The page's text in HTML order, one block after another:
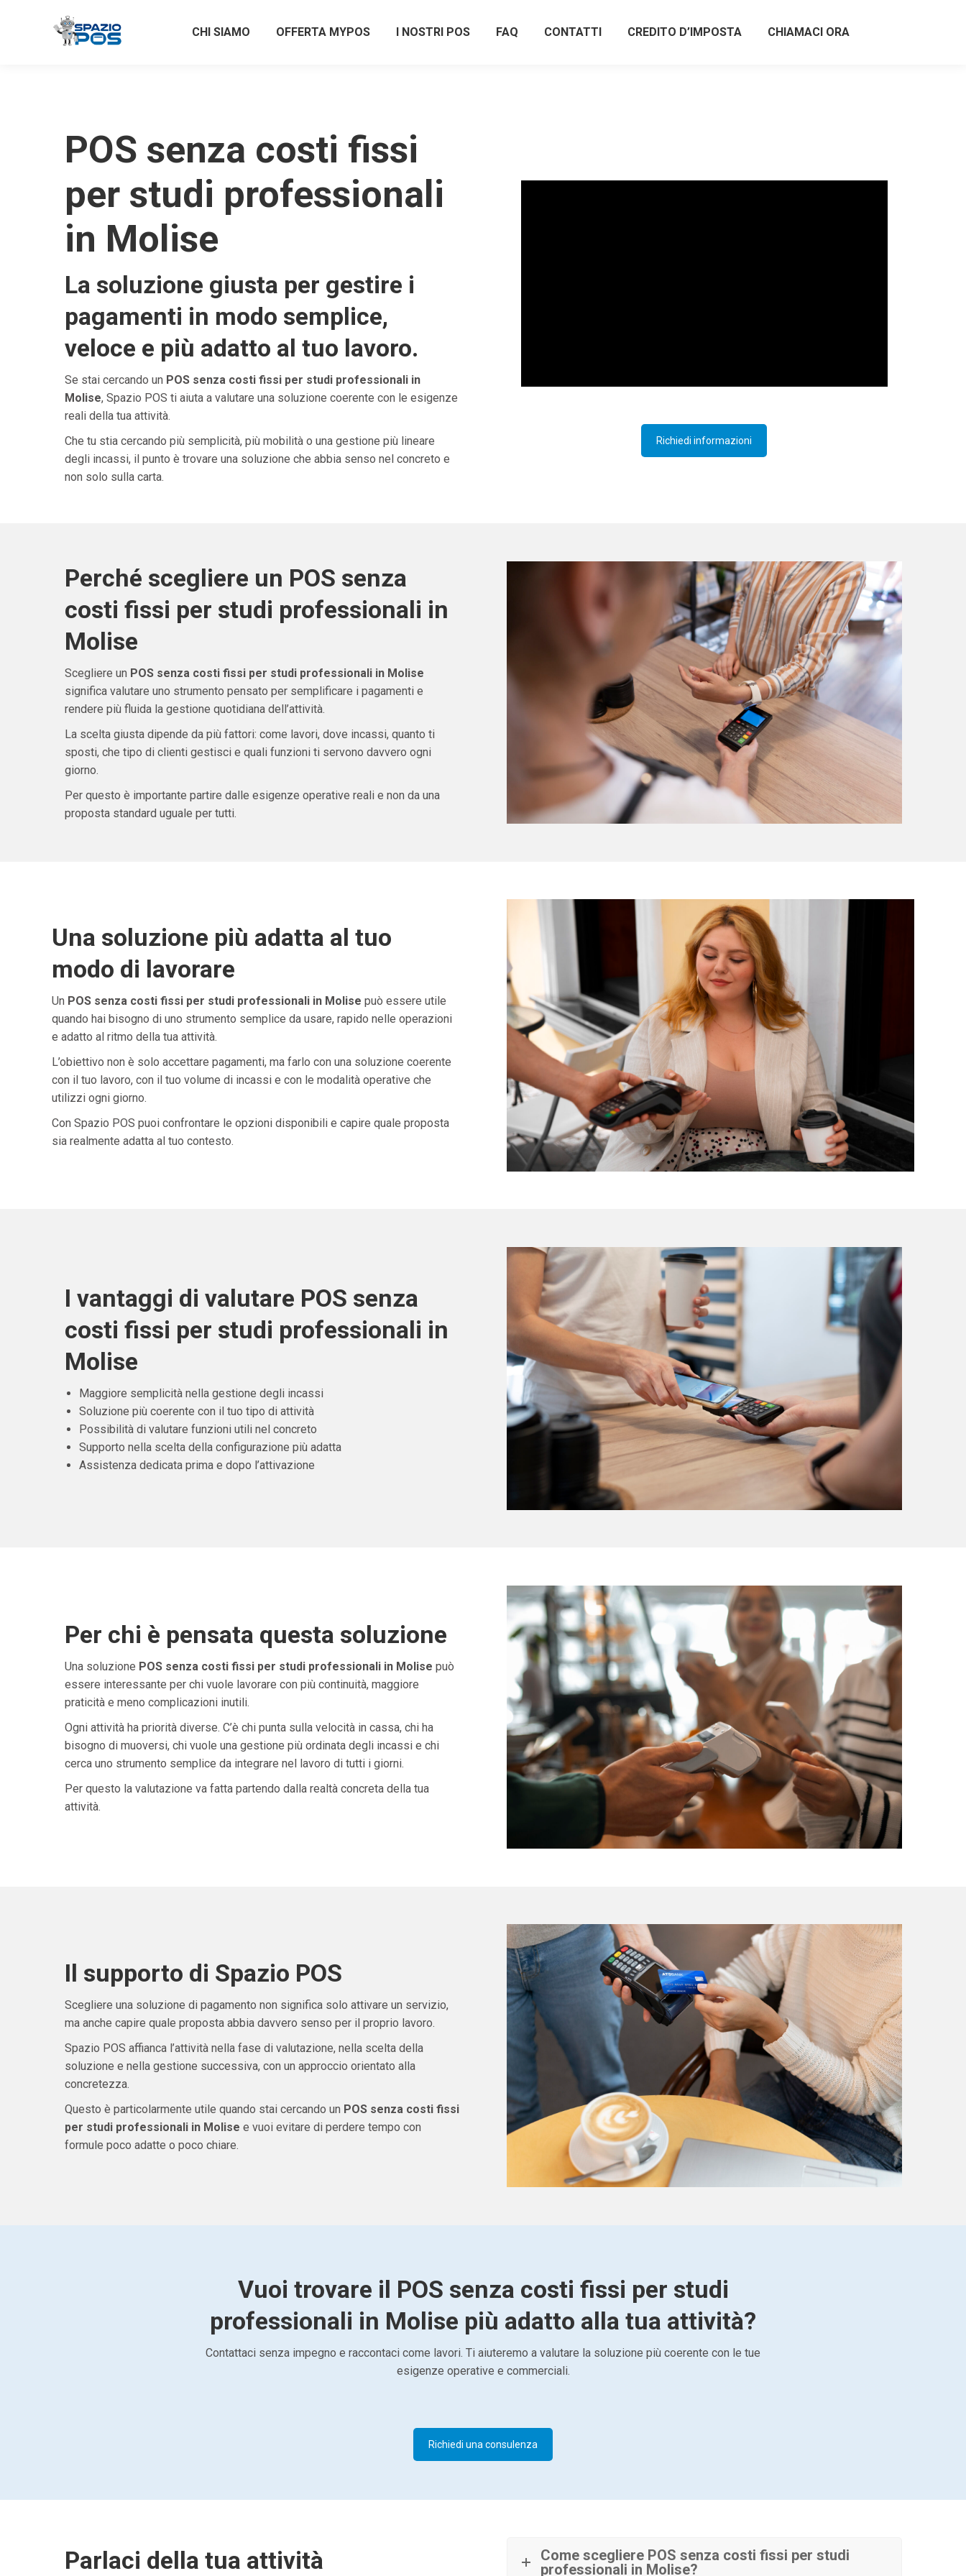
CHI SIAMO OFFERTA MYPOS I NOSTRI POS FAQ CONTATTI CREDITO D’IMPOSTA CHIAMACI ORA
POS senza costi fissi
per studi professionali
in Molise
La soluzione giusta per gestire i
pagamenti in modo semplice,
veloce e più adatto al tuo lavoro.
Se stai cercando un POS senza costi fissi per studi professionali in
Molise, Spazio POS ti aiuta a valutare una soluzione coerente con le esigenze
reali della tua attività.
Che tu stia cercando più semplicità, più mobilità o una gestione più lineare
degli incassi, il punto è trovare una soluzione che abbia senso nel concreto e
non solo sulla carta.
Richiedi informazioni
Perché scegliere un POS senza
costi fissi per studi professionali in
Molise
Scegliere un POS senza costi fissi per studi professionali in Molise
significa valutare uno strumento pensato per semplificare i pagamenti e
rendere più fluida la gestione quotidiana dell’attività.
La scelta giusta dipende da più fattori: come lavori, dove incassi, quanto ti
sposti, che tipo di clienti gestisci e quali funzioni ti servono davvero ogni
giorno.
Per questo è importante partire dalle esigenze operative reali e non da una
proposta standard uguale per tutti.
Una soluzione più adatta al tuo
modo di lavorare
Un POS senza costi fissi per studi professionali in Molise può essere utile
quando hai bisogno di uno strumento semplice da usare, rapido nelle operazioni
e adatto al ritmo della tua attività.
L’obiettivo non è solo accettare pagamenti, ma farlo con una soluzione coerente
con il tuo lavoro, con il tuo volume di incassi e con le modalità operative che
utilizzi ogni giorno.
Con Spazio POS puoi confrontare le opzioni disponibili e capire quale proposta
sia realmente adatta al tuo contesto.
I vantaggi di valutare POS senza
costi fissi per studi professionali in
Molise
Maggiore semplicità nella gestione degli incassi
Soluzione più coerente con il tuo tipo di attività
Possibilità di valutare funzioni utili nel concreto
Supporto nella scelta della configurazione più adatta
Assistenza dedicata prima e dopo l’attivazione
Per chi è pensata questa soluzione
Una soluzione POS senza costi fissi per studi professionali in Molise può
essere interessante per chi vuole lavorare con più continuità, maggiore
praticità e meno complicazioni inutili.
Ogni attività ha priorità diverse. C’è chi punta sulla velocità in cassa, chi ha
bisogno di muoversi, chi vuole una gestione più ordinata degli incassi e chi
cerca uno strumento semplice da integrare nel lavoro di tutti i giorni.
Per questo la valutazione va fatta partendo dalla realtà concreta della tua
attività.
Il supporto di Spazio POS
Scegliere una soluzione di pagamento non significa solo attivare un servizio,
ma anche capire quale proposta abbia davvero senso per il proprio lavoro.
Spazio POS affianca l’attività nella fase di valutazione, nella scelta della
soluzione e nella gestione successiva, con un approccio orientato alla
concretezza.
Questo è particolarmente utile quando stai cercando un POS senza costi fissi
per studi professionali in Molise e vuoi evitare di perdere tempo con
formule poco adatte o poco chiare.
Vuoi trovare il POS senza costi fissi per studi
professionali in Molise più adatto alla tua attività?
Contattaci senza impegno e raccontaci come lavori. Ti aiuteremo a valutare la soluzione più coerente con le tue
esigenze operative e commerciali.
Richiedi una consulenza
Parlaci della tua attività
Come scegliere POS senza costi fissi per studi
professionali in Molise?